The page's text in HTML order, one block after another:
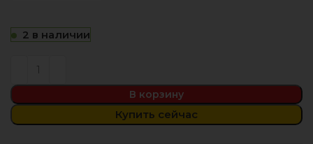
2 в наличии
В корзину
Купить сейчас